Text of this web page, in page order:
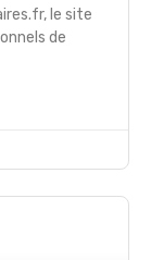
le site
de